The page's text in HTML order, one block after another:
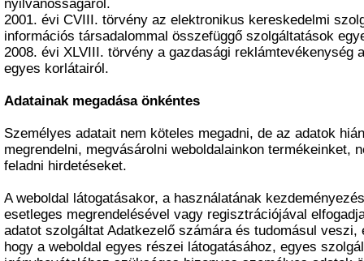
nyilvánosságáról.
2001. évi CVIII. törvény az elektronikus kereskedelmi
információs társadalommal összefüggő szolgáltatások
2008. évi XLVIII. törvény a gazdasági reklámtevékenység
egyes korlátairól.
Adatainak megadása önkéntes
Személyes adatait nem köteles megadni, de az adatok
megrendelni, megvásárolni weboldalainkon termékeinket,
feladni hirdetéseket.
A weboldal látogatásakor, a használatának
esetleges megrendelésével vagy regisztrációjával
adatot szolgáltat Adatkezelő számára és tudomásul veszi,
hogy a weboldal egyes részei látogatásához, egyes